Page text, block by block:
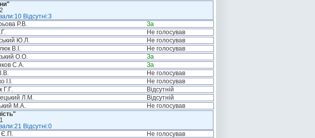
Відсутні:3
Р.В.
За
Не голосував
Ю.Л.
Не голосував
В.І.
Не голосував
О.О.
За
С.А.
За
Не голосував
І.І.
Не голосував
Г.Г.
Відсутній
Л.М.
Відсутній
М.А.
Не голосував
Відсутні:0
Є.П.
Не голосував